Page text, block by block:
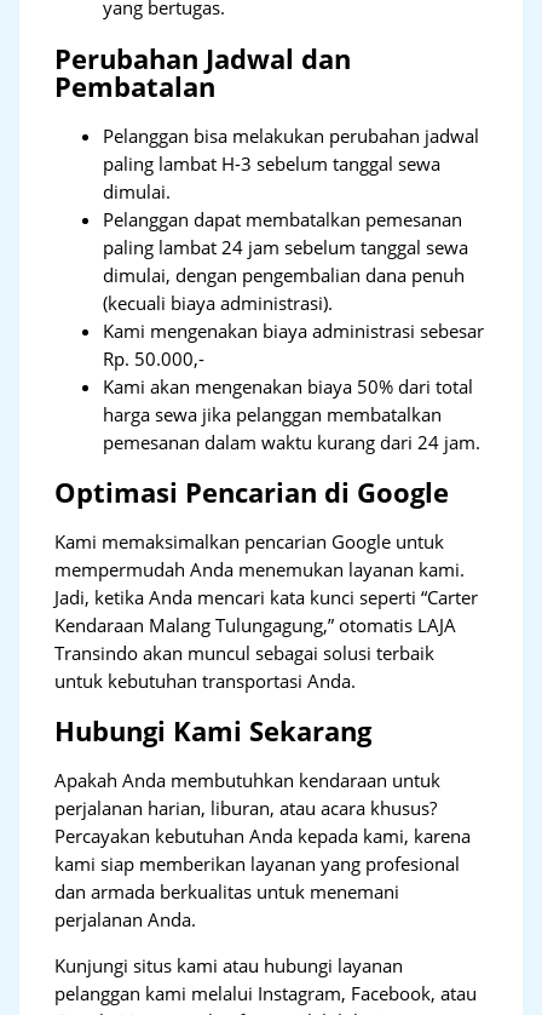
yang bertugas.
Perubahan Jadwal dan
Pembatalan
Pelanggan bisa melakukan perubahan jadwal
paling lambat H-3 sebelum tanggal sewa
dimulai.
Pelanggan dapat membatalkan pemesanan
paling lambat 24 jam sebelum tanggal sewa
dimulai, dengan pengembalian dana penuh
(kecuali biaya administrasi).
Kami mengenakan biaya administrasi sebesar
Rp. 50.000,-
Kami akan mengenakan biaya 50% dari total
harga sewa jika pelanggan membatalkan
pemesanan dalam waktu kurang dari 24 jam.
Optimasi Pencarian di Google
Kami memaksimalkan pencarian Google untuk
mempermudah Anda menemukan layanan kami.
Jadi, ketika Anda mencari kata kunci seperti “Carter
Kendaraan Malang Tulungagung,” otomatis LAJA
Transindo akan muncul sebagai solusi terbaik
untuk kebutuhan transportasi Anda.
Hubungi Kami Sekarang
Apakah Anda membutuhkan kendaraan untuk
perjalanan harian, liburan, atau acara khusus?
Percayakan kebutuhan Anda kepada kami, karena
kami siap memberikan layanan yang profesional
dan armada berkualitas untuk menemani
perjalanan Anda.
Kunjungi situs kami atau hubungi layanan
pelanggan kami melalui Instagram, Facebook, atau